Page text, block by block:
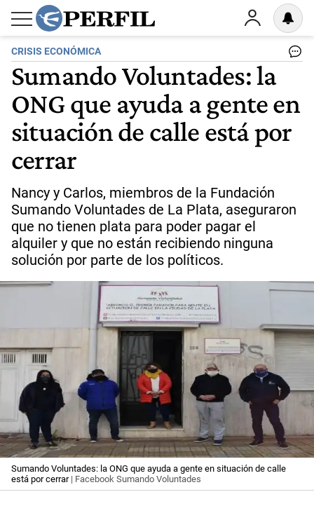
CRISIS ECONÓMICA
Sumando Voluntades: la
ONG que ayuda a gente en
situación de calle está por
cerrar
Nancy y Carlos, miembros de la Fundación
Sumando Voluntades de La Plata, aseguraron
que no tienen plata para poder pagar el
alquiler y que no están recibiendo ninguna
solución por parte de los políticos.
Sumando Voluntades: la ONG que ayuda a gente en situación de calle
está por cerrar| Facebook Sumando Voluntades